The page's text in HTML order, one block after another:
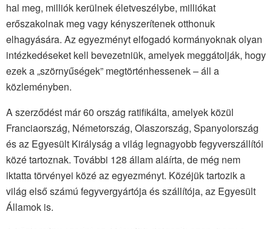
hal meg, milliók kerülnek életveszélybe, milliókat
erőszakolnak meg vagy kényszerítenek otthonuk
elhagyására. Az egyezményt elfogadó kormányoknak olyan
intézkedéseket kell bevezetniük, amelyek meggátolják, hogy
ezek a „szörnyűségek” megtörténhessenek – áll a
közleményben.
A szerződést már 60 ország ratifikálta, amelyek közül
Franciaország, Németország, Olaszország, Spanyolország
és az Egyesült Királyság a világ legnagyobb fegyverszállítói
közé tartoznak. További 128 állam aláírta, de még nem
iktatta törvényei közé az egyezményt. Közéjük tartozik a
világ első számú fegyvergyártója és szállítója, az Egyesült
Államok is.